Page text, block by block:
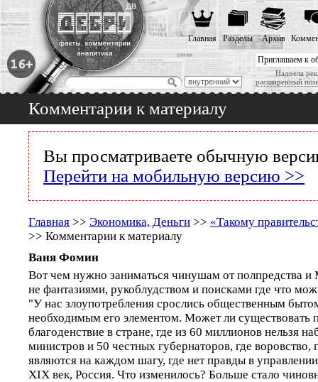
Приглашаем к
Надоела
расширенный
Главная Разделы Архив
Комментарии к материалу
Вы просматриваете обычную
Перейти на мобильную версию >>
Главная >> Экономика, Деньги >> «Такому
>> Комментарии к материалу
Ваня Фомин
Вот чем нужно заниматься чинушам от полпредства и
не фантазиями, рукоблудством и поисками где что
"У нас злоупотребления срослись общественным
необходимым его элементом. Может ли существовать
благоденствие в стране, где из 60 миллионов нельзя
министров и 50 честных губернаторов, где воровство,
являются на каждом шагу, где нет правды в
ХIХ век, Россия. Что изменилось? Больше стало